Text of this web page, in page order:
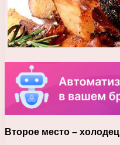
Второе место – холодец